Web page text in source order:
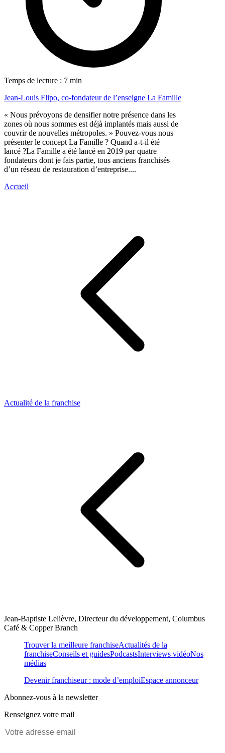
Temps de lecture : 7 min
Jean-Louis Flipo, co-fondateur de l’enseigne La Famille
« Nous prévoyons de densifier notre présence dans les
zones où nous sommes est déjà implantés mais aussi de
couvrir de nouvelles métropoles. » Pouvez-vous nous
présenter le concept La Famille ? Quand a-t-il été
lancé ?La Famille a été lancé en 2019 par quatre
fondateurs dont je fais partie, tous anciens franchisés
d’un réseau de restauration d’entreprise....
Accueil
Actualité de la franchise
Jean-Baptiste Lelièvre, Directeur du développement, Columbus
Café & Copper Branch
Trouver la meilleure franchiseActualités de la
franchiseConseils et guidesPodcastsInterviews vidéoNos
médias
Devenir franchiseur : mode d’emploiEspace annonceur
Abonnez-vous à la newsletter
Renseignez votre mail